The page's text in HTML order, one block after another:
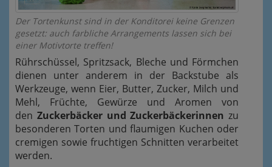
Der Tortenkunst sind in der Konditorei keine Grenzen
gesetzt: auch farbliche Arrangements lassen sich bei
einer Motivtorte treffen!
Rührschüssel, Spritzsack, Bleche und Förmchen
dienen unter anderem in der Backstube als
Werkzeuge, wenn Eier, Butter, Zucker, Milch und
Mehl, Früchte, Gewürze und Aromen von
den Zuckerbäcker und Zuckerbäckerinnen zu
besonderen Torten und flaumigen Kuchen oder
cremigen sowie fruchtigen Schnitten verarbeitet
werden.